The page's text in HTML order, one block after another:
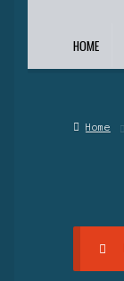
HOME
Home